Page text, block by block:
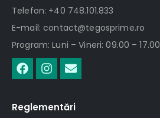
Telefon: +40 748.101.833
E-mail: contact@tegosprime.ro
Program: Luni – Vineri: 09.00 – 17.00
Reglementări